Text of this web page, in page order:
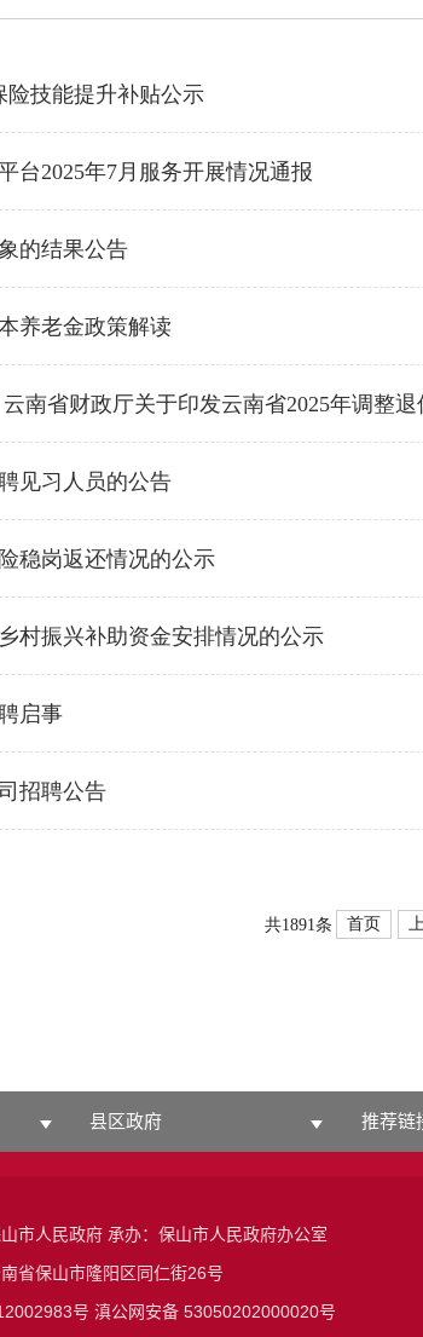
险技能提升补贴公示
台2025年7月服务开展情况通报
的结果公告
养老金政策解读
南省财政厅关于印发云南省2025年调整
见习人员的公告
稳岗返还情况的公示
村振兴补助资金安排情况的公示
启事
招聘公告
共1891条 首页